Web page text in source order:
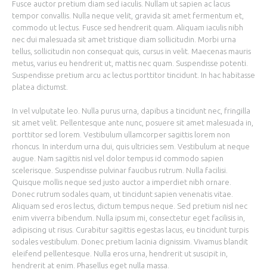
Fusce auctor pretium diam sed iaculis. Nullam ut sapien ac lacus
tempor convallis. Nulla neque velit, gravida sit amet fermentum et,
commodo ut lectus. Fusce sed hendrerit quam. Aliquam iaculis nibh
nec dui malesuada sit amet tristique diam sollicitudin. Morbi urna
tellus, sollicitudin non consequat quis, cursus in velit. Maecenas mauris
metus, varius eu hendrerit ut, mattis nec quam. Suspendisse potenti.
Suspendisse pretium arcu ac lectus porttitor tincidunt. In hac habitasse
platea dictumst.
In vel vulputate leo. Nulla purus urna, dapibus a tincidunt nec, fringilla
sit amet velit. Pellentesque ante nunc, posuere sit amet malesuada in,
porttitor sed lorem. Vestibulum ullamcorper sagittis lorem non
rhoncus. In interdum urna dui, quis ultricies sem. Vestibulum at neque
augue. Nam sagittis nisl vel dolor tempus id commodo sapien
scelerisque. Suspendisse pulvinar faucibus rutrum. Nulla facilisi.
Quisque mollis neque sed justo auctor a imperdiet nibh ornare.
Donec rutrum sodales quam, ut tincidunt sapien venenatis vitae.
Aliquam sed eros lectus, dictum tempus neque. Sed pretium nisl nec
enim viverra bibendum. Nulla ipsum mi, consectetur eget facilisis in,
adipiscing ut risus. Curabitur sagittis egestas lacus, eu tincidunt turpis
sodales vestibulum. Donec pretium lacinia dignissim. Vivamus blandit
eleifend pellentesque. Nulla eros urna, hendrerit ut suscipit in,
hendrerit at enim. Phasellus eget nulla massa.